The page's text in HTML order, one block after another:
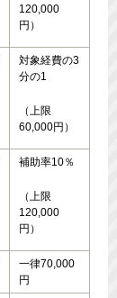
120,000
円）
対象経費の3
分の1
（上限
60,000円）
補助率10％
（上限
120,000
円）
一律70,000
円